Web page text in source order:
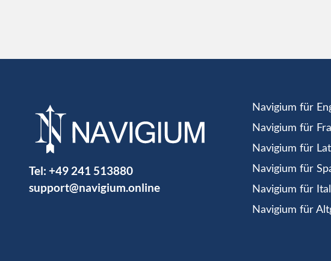
Tel: +49 241 513880
support@navigium.online
Navigium für
Navigium für
Navigium für
Navigium für
Navigium für
Navigium für